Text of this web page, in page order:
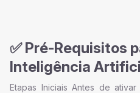
✅ Pré-Requisitos
Inteligência
Etapas Iniciais Antes de